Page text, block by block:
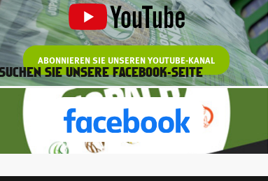
ABONNIEREN SIE UNSEREN YOUTUBE-KANAL
SIE UNSERE FACEBOOK-SEITE